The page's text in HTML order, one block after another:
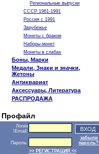
Региональные выпуски
СССР 1961-1991
Россия с 1991
Зарубежье
Монеты с браком
Наборы монет
Монеты в слабах
Боны, Марки
Медали, Знаки и значки,
Жетоны
Антиквариат
Аксессуары, Литература
РАСПРОДАЖА
Профайл
Логин
\Email:
Пароль:
забыли
пароль?
>> РЕГИСТРАЦИЯ <<